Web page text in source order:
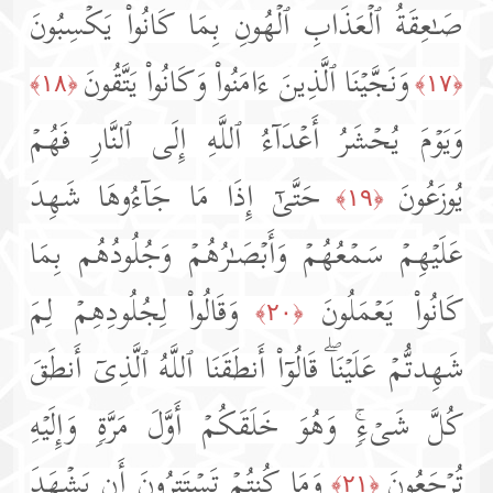
صَـٰعِقَةُ ٱلۡعَذَابِ ٱلۡهُونِ بِمَا كَانُوا۟ یَكۡسِبُونَ
﴿١٧﴾ وَنَجَّیۡنَا ٱلَّذِینَ ءَامَنُوا۟ وَكَانُوا۟ یَتَّقُونَ ﴿١٨﴾
وَیَوۡمَ یُحۡشَرُ أَعۡدَاۤءُ ٱللَّهِ إِلَى ٱلنَّارِ فَهُمۡ
یُوزَعُونَ ﴿١٩﴾
حَتَّىٰۤ إِذَا مَا جَاۤءُوهَا شَهِدَ
عَلَیۡهِمۡ سَمۡعُهُمۡ وَأَبۡصَـٰرُهُمۡ وَجُلُودُهُم بِمَا
كَانُوا۟ یَعۡمَلُونَ
﴿٢٠﴾
وَقَالُوا۟ لِجُلُودِهِمۡ لِمَ
شَهِدتُّمۡ عَلَیۡنَاۖ قَالُوۤا۟ أَنطَقَنَا ٱللَّهُ ٱلَّذِیۤ أَنطَقَ
كُلَّ شَیۡءࣲۚ وَهُوَ خَلَقَكُمۡ أَوَّلَ مَرَّةࣲ وَإِلَیۡهِ
﴿٢١﴾